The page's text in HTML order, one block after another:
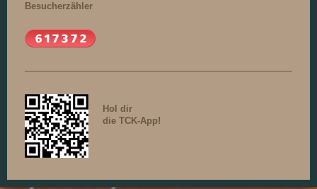
Besucherzähler
Hol dir
die TCK-App!